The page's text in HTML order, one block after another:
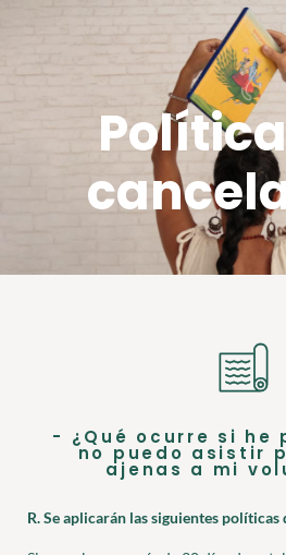
- ¿Qué ocurre si he
no puedo asistir
ajenas a mi
R. Se aplicarán las siguientes políticas